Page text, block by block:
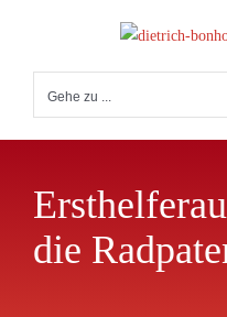
springen
Gehe zu ...
die